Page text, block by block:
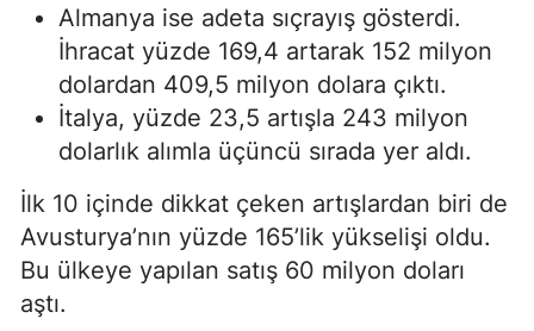
Almanya ise adeta sıçrayış gösterdi.
İhracat yüzde 169,4 artarak 152 milyon
dolardan 409,5 milyon dolara çıktı.
İtalya, yüzde 23,5 artışla 243 milyon
dolarlık alımla üçüncü sırada yer aldı.
İlk 10 içinde dikkat çeken artışlardan biri de
Avusturya’nın yüzde 165’lik yükselişi oldu.
Bu ülkeye yapılan satış 60 milyon doları
aştı.